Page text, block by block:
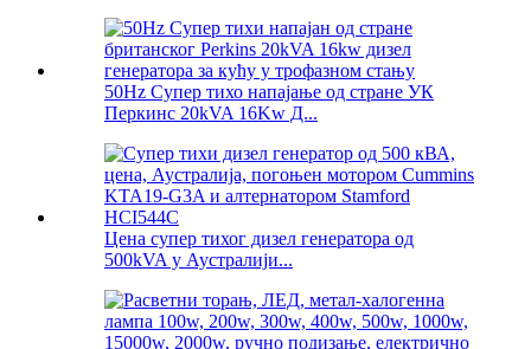
50Hz Супер тихо напајање од стране УК
Перкинс 20kVA 16Kw Д...
Цена супер тихог дизел генератора од
500kVA у Аустралији...